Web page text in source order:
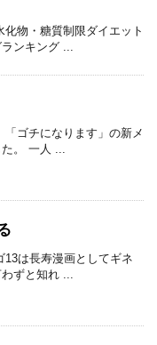
物・糖質制限ダイエット
ンキング ...
「ゴチになります」の新メ
。 一人 ...
13は長寿漫画としてギネ
ずと知れ ...